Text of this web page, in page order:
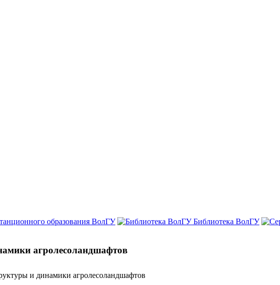
образования ВолГУ Библиотека ВолГУ
агролесоландшафтов
и динамики агролесоландшафтов